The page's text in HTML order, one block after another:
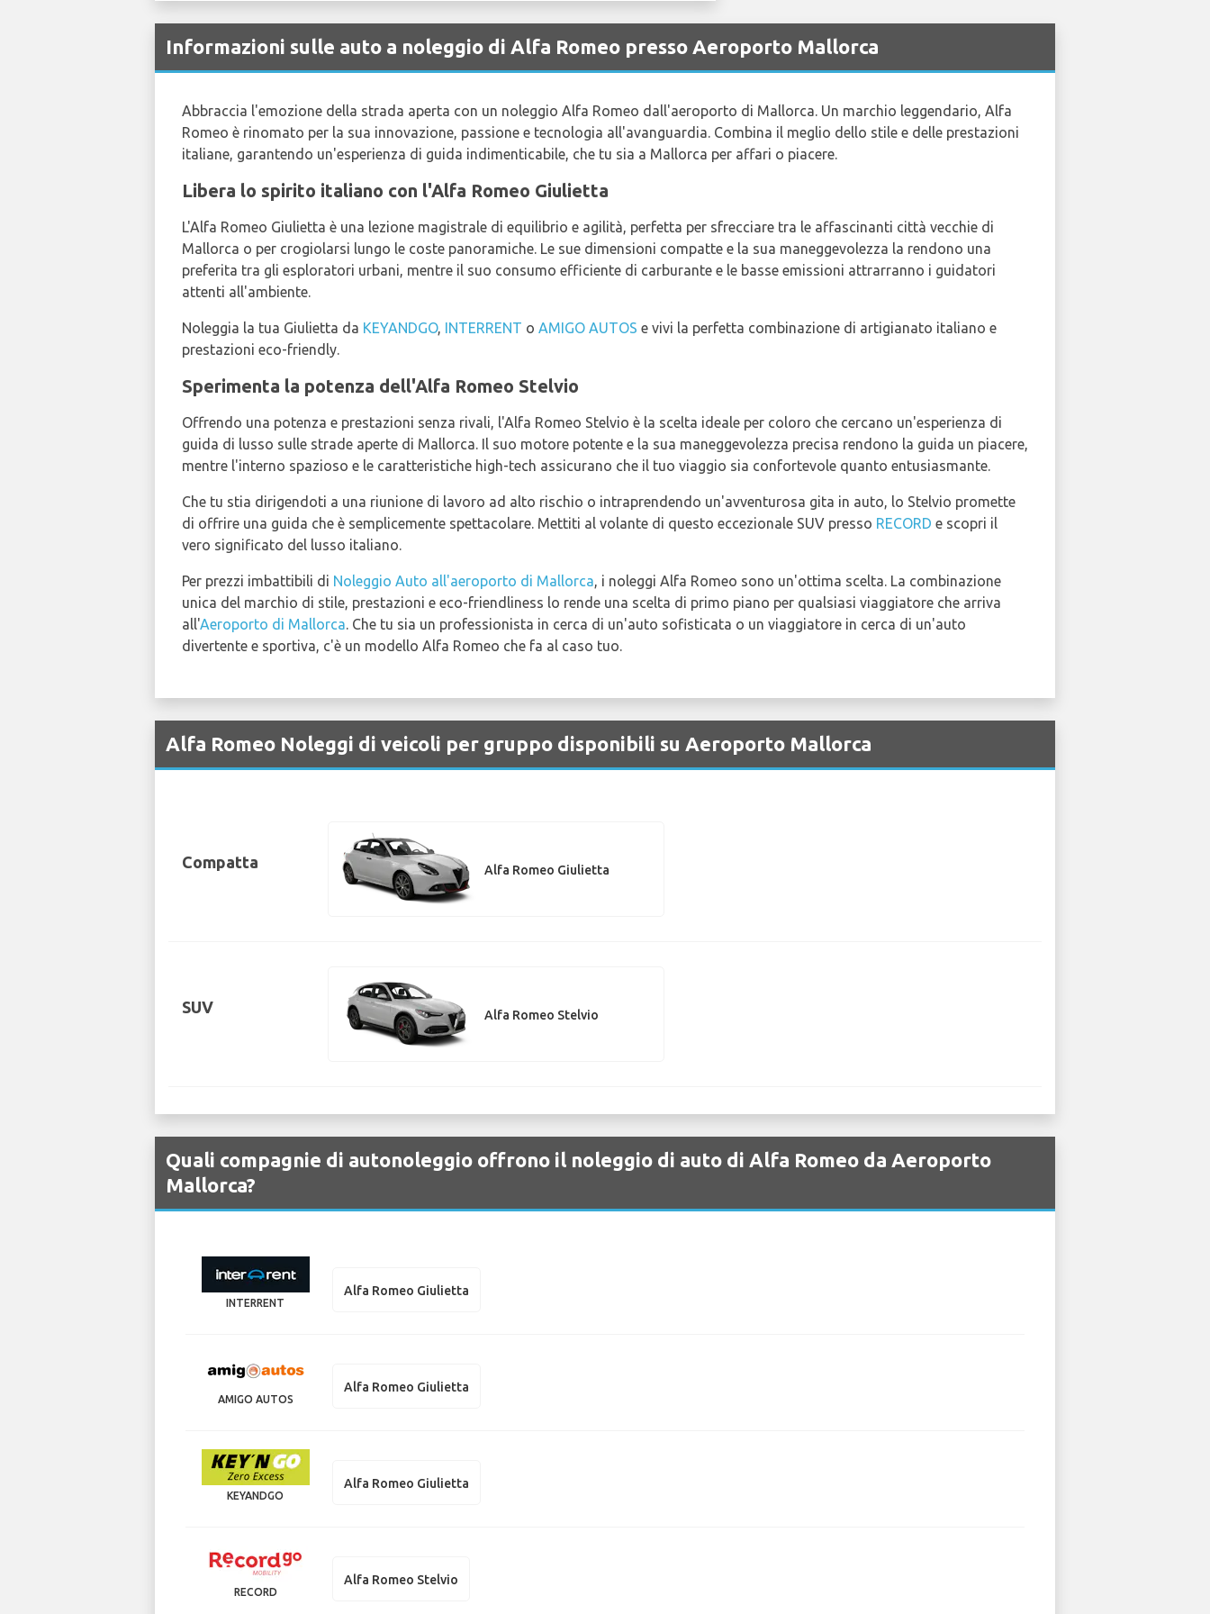
Informazioni sulle auto a noleggio di Alfa Romeo presso Aeroporto Mallorca
Abbraccia l'emozione della strada aperta con un noleggio Alfa Romeo dall'aeroporto di Mallorca. Un marchio leggendario, Alfa
Romeo è rinomato per la sua innovazione, passione e tecnologia all'avanguardia. Combina il meglio dello stile e delle prestazioni
italiane, garantendo un'esperienza di guida indimenticabile, che tu sia a Mallorca per affari o piacere.
Libera lo spirito italiano con l'Alfa Romeo Giulietta
L'Alfa Romeo Giulietta è una lezione magistrale di equilibrio e agilità, perfetta per sfrecciare tra le affascinanti città vecchie di
Mallorca o per crogiolarsi lungo le coste panoramiche. Le sue dimensioni compatte e la sua maneggevolezza la rendono una
preferita tra gli esploratori urbani, mentre il suo consumo efficiente di carburante e le basse emissioni attrarranno i guidatori
attenti all'ambiente.
Noleggia la tua Giulietta da KEYANDGO, INTERRENT o AMIGO AUTOS e vivi la perfetta combinazione di artigianato italiano e
prestazioni eco-friendly.
Sperimenta la potenza dell'Alfa Romeo Stelvio
Offrendo una potenza e prestazioni senza rivali, l'Alfa Romeo Stelvio è la scelta ideale per coloro che cercano un'esperienza di
guida di lusso sulle strade aperte di Mallorca. Il suo motore potente e la sua maneggevolezza precisa rendono la guida un piacere,
mentre l'interno spazioso e le caratteristiche high-tech assicurano che il tuo viaggio sia confortevole quanto entusiasmante.
Che tu stia dirigendoti a una riunione di lavoro ad alto rischio o intraprendendo un'avventurosa gita in auto, lo Stelvio promette
di offrire una guida che è semplicemente spettacolare. Mettiti al volante di questo eccezionale SUV presso RECORD e scopri il
vero significato del lusso italiano.
Per prezzi imbattibili di Noleggio Auto all'aeroporto di Mallorca, i noleggi Alfa Romeo sono un'ottima scelta. La combinazione
unica del marchio di stile, prestazioni e eco-friendliness lo rende una scelta di primo piano per qualsiasi viaggiatore che arriva
all'Aeroporto di Mallorca. Che tu sia un professionista in cerca di un'auto sofisticata o un viaggiatore in cerca di un'auto
divertente e sportiva, c'è un modello Alfa Romeo che fa al caso tuo.
Alfa Romeo Noleggi di veicoli per gruppo disponibili su Aeroporto Mallorca
Compatta Alfa Romeo Giulietta
SUV Alfa Romeo Stelvio
Quali compagnie di autonoleggio offrono il noleggio di auto di Alfa Romeo da Aeroporto
Mallorca?
INTERRENT
Alfa Romeo Giulietta
AMIGO AUTOS
Alfa Romeo Giulietta
KEYANDGO
Alfa Romeo Giulietta
RECORD
Alfa Romeo Stelvio